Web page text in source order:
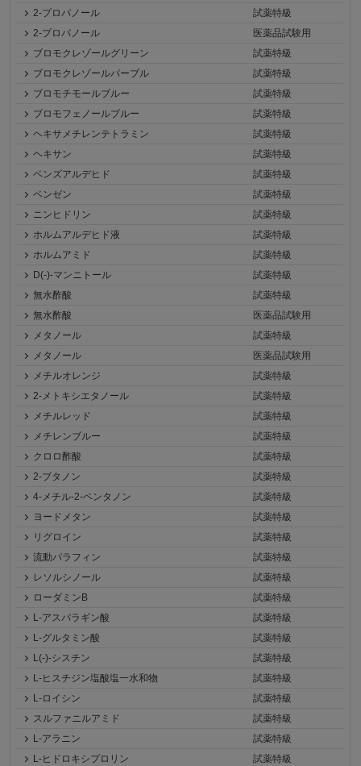
2-プロパノール
試薬特級
2-プロパノール
医薬品試験用
ブロモクレゾールグリーン
試薬特級
ブロモクレゾールパープル
試薬特級
ブロモチモールブルー
試薬特級
ブロモフェノールブルー
試薬特級
ヘキサメチレンテトラミン
試薬特級
ヘキサン
試薬特級
ベンズアルデヒド
試薬特級
ベンゼン
試薬特級
ニンヒドリン
試薬特級
ホルムアルデヒド液
試薬特級
ホルムアミド
試薬特級
D(-)-マンニトール
試薬特級
無水酢酸
試薬特級
無水酢酸
医薬品試験用
メタノール
試薬特級
メタノール
医薬品試験用
メチルオレンジ
試薬特級
2-メトキシエタノール
試薬特級
メチルレッド
試薬特級
メチレンブルー
試薬特級
クロロ酢酸
試薬特級
2-ブタノン
試薬特級
4-メチル-2-ペンタノン
試薬特級
ヨードメタン
試薬特級
リグロイン
試薬特級
流動パラフィン
試薬特級
レソルシノール
試薬特級
ローダミンB
試薬特級
L-アスパラギン酸
試薬特級
L-グルタミン酸
試薬特級
L(-)-シスチン
試薬特級
L-ヒスチジン塩酸塩一水和物
試薬特級
L-ロイシン
試薬特級
スルファニルアミド
試薬特級
L-アラニン
試薬特級
L-ヒドロキシプロリン
試薬特級